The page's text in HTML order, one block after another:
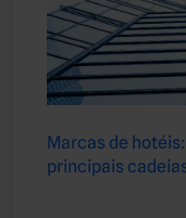
Marcas de
principais